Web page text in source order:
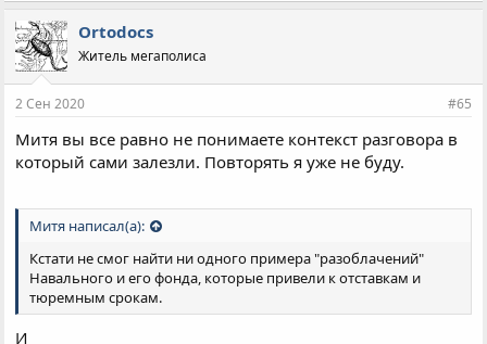
Ortodocs
Житель мегаполиса
2 Сен 2020 #65
Митя вы все равно не понимаете контекст разговора в
который сами залезли. Повторять я уже не буду.
Митя написал(а):
Кстати не смог найти ни одного примера "разоблачений"
Навального и его фонда, которые привели к отставкам и
тюремным срокам.
И